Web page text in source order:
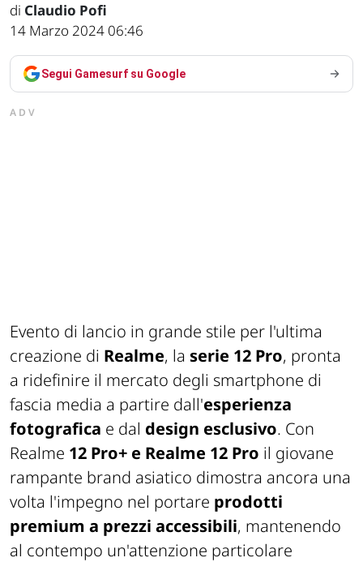
di Claudio Pofi
14 Marzo 2024 06:46
Segui Gamesurf su Google
ADV
Evento di lancio in grande stile per l'ultima
creazione di Realme, la serie 12 Pro, pronta
a ridefinire il mercato degli smartphone di
fascia media a partire dall'esperienza
fotografica e dal design esclusivo. Con
Realme 12 Pro+ e Realme 12 Pro il giovane
rampante brand asiatico dimostra ancora una
volta l'impegno nel portare prodotti
premium a prezzi accessibili, mantenendo
al contempo un'attenzione particolare